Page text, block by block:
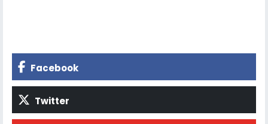
Facebook
Twitter